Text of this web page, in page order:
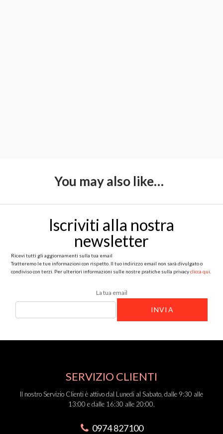
You may also like…
Iscriviti alla nostra
newsletter
Ricevi tutti gli aggiornamenti sulla tua email
Tratteremo le tue informazioni con rispetto. Il tuo indirizzo email non sarà divulgato o
condiviso con terzi. Per ulteriori informazioni sulle nostre pratiche sulla privacyclicca qui
La tua email
SERVIZIO CLIENTI
Il nostro Servizio Clienti è attivo dal Lunedi al Sabato, dalle 9:30 alle
13:00 e dalle 16:30 alle 20:00.
0974 827100